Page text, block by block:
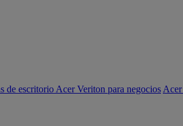
de escritorio Acer Veriton para negocios